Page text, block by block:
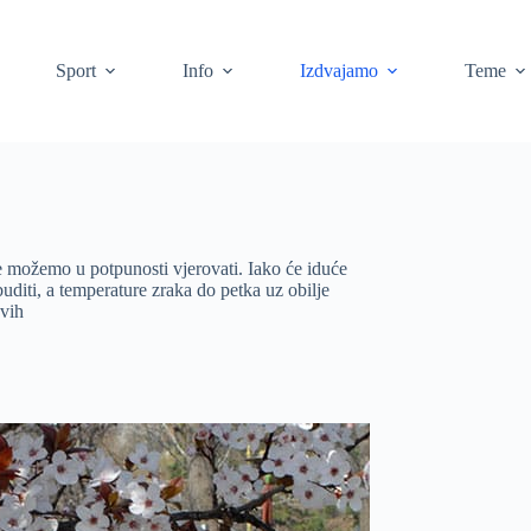
Sport Info Izdvajamo Teme
u potpunosti vjerovati. Iako će iduće
a temperature zraka do petka uz obilje